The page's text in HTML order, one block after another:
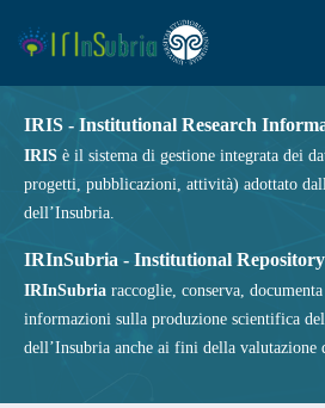
IRIS - Institutional Research
IRIS è il sistema di gestione integrata dei
progetti, pubblicazioni, attività) adottato
dell’Insubria.
IRInSubria - Institutional
IRInSubria raccoglie, conserva,
informazioni sulla produzione scientifica
dell’Insubria anche ai fini della valutazione